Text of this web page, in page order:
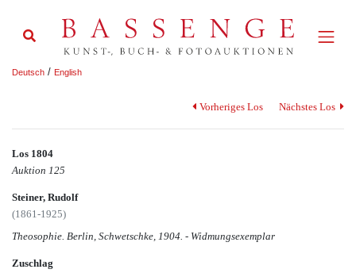
Deutsch / English
Vorheriges Los Nächstes Los
Los 1804
Auktion 125
Steiner, Rudolf
(1861-1925)
Theosophie. Berlin, Schwetschke, 1904. - Widmungsexemplar
Zuschlag